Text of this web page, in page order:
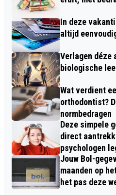
In deze
altijd
Verlagen déze
biologische
Wat verdient
orthodontist?
normbedragen
Deze simpele
direct
psychologen
Jouw Bol-
maanden op
het pas deze